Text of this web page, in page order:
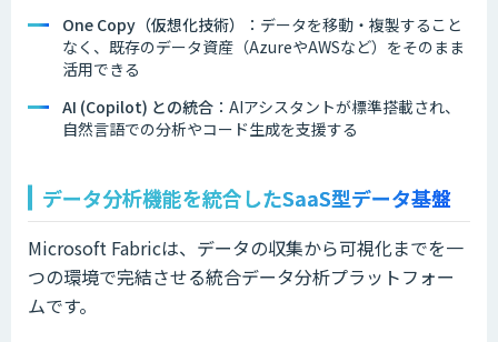
One Copy（仮想化技術）
：データを移動・複製すること
なく、既存のデータ資産（AzureやAWSなど）をそのまま
活用できる
AI (Copilot) との統合 ：AIアシスタントが標準搭載され、
自然言語での分析やコード生成を支援する
データ分析機能を統合したSaaS型データ基盤
Microsoft Fabricは、データの収集から可視化までを一
つの環境で完結させる統合データ分析プラットフォー
ムです。